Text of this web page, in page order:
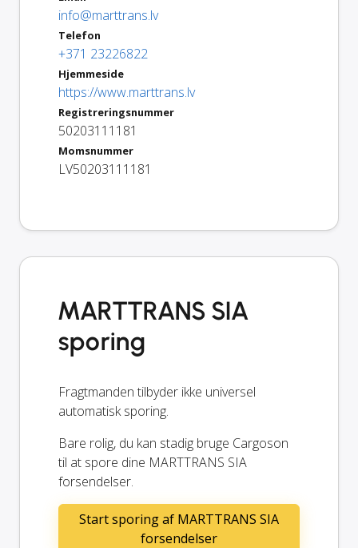
info@marttrans.lv
Telefon
+371 23226822
Hjemmeside
https://www.marttrans.lv
Registreringsnummer
50203111181
Momsnummer
LV50203111181
MARTTRANS SIA
sporing
Fragtmanden tilbyder ikke universel
automatisk sporing.
Bare rolig, du kan stadig bruge Cargoson
til at spore dine MARTTRANS SIA
forsendelser.
Start sporing af MARTTRANS SIA
forsendelser